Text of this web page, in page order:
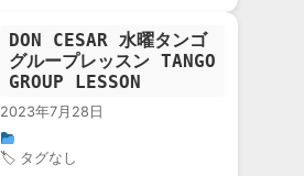
DON CESAR 水曜タンゴ
グループレッスン TANGO
GROUP LESSON
2023年7月28日
🏷 タグなし